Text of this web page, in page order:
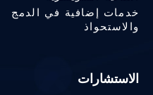
خدمات إضافية في الدمج
والاستحواذ
الاستشارات